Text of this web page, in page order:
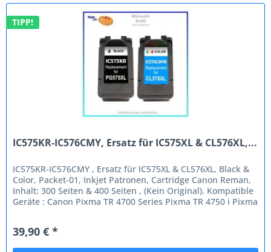
TIPP!
IC575KR-IC576CMY, Ersatz für IC575XL & CL576XL,...
IC575KR-IC576CMY , Ersatz für IC575XL & CL576XL, Black &
Color, Packet-01, Inkjet Patronen, Cartridge Canon Reman,
Inhalt: 300 Seiten & 400 Seiten , (Kein Original). Kompatible
Geräte : Canon Pixma TR 4700 Series Pixma TR 4750 i Pixma
39,90 € *